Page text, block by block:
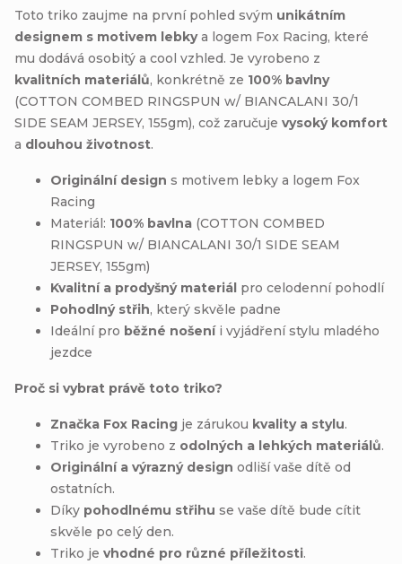
Toto triko zaujme na první pohled svým unikátním
designem s motivem lebkya logem Fox Racing, které
mu dodává osobitý a cool vzhled. Je vyrobeno z
kvalitních materiálů, konkrétně ze 100% bavlny
(COTTON COMBED RINGSPUN w/ BIANCALANI 30/1
SIDE SEAM JERSEY, 155gm), což zaručuje vysoký komfort
a dlouhou životnost.
Originální design s motivem lebky a logem Fox
Racing
Materiál: 100% bavlna (COTTON COMBED
RINGSPUN w/ BIANCALANI 30/1 SIDE SEAM
JERSEY, 155gm)
Kvalitní a prodyšný materiál pro celodenní pohodlí
Pohodlný střih, který skvěle padne
Ideální pro běžné nošeníi vyjádření stylu mladého
jezdce
Proč si vybrat právě toto triko?
Značka Fox Racing je zárukou kvality a stylu.
Triko je vyrobeno z odolných a lehkých materiálů.
Originální a výrazný design odliší vaše dítě od
ostatních.
Díky pohodlnému střihu se vaše dítě bude cítit
skvěle po celý den.
Triko je vhodné pro různé příležitosti.